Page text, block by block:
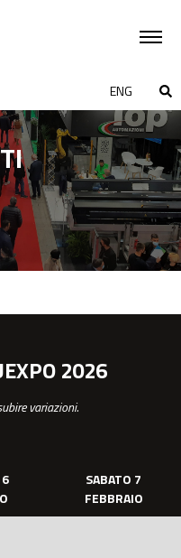
ENG
2026
variazioni.
SABATO 7
FEBBRAIO